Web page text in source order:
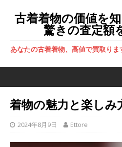
古着着物の価値を
驚きの査定額
あなたの古着着物、高値で買取り
着物の魅力と楽しみ
2024年8月9日 Ettore